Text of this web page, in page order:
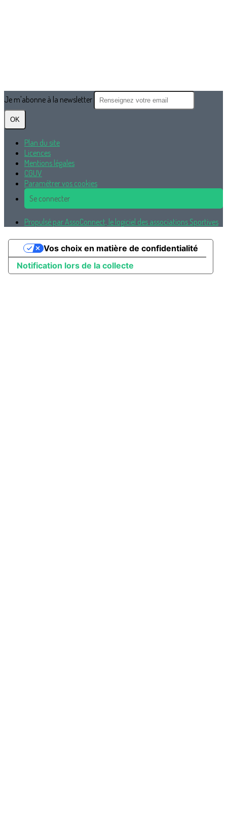
Je m'abonne à la newsletter
OK
Plan du site
Licences
Mentions légales
CGUV
Paramétrer vos cookies
Se connecter
Propulsé par AssoConnect, le logiciel des associations Sportives
Notification lors de la collecte
Vos choix en matière de confidentialité